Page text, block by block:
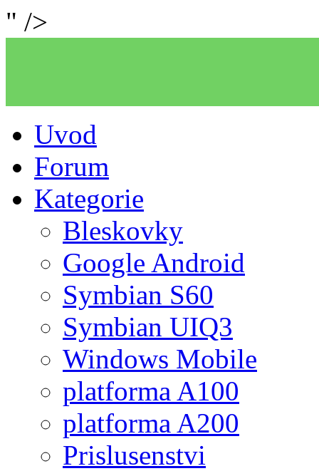
" />
Uvod
Forum
Kategorie
Bleskovky
Google Android
Symbian S60
Symbian UIQ3
Windows Mobile
platforma A100
platforma A200
Prislusenstvi